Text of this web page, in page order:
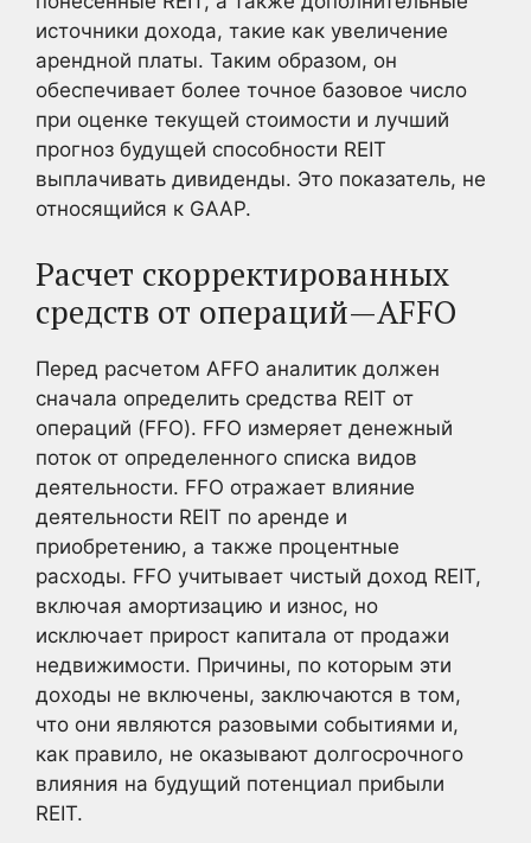
источники дохода, такие как увеличение
арендной платы. Таким образом, он
обеспечивает более точное базовое число
при оценке текущей стоимости и лучший
прогноз будущей способности REIT
выплачивать дивиденды. Это показатель, не
относящийся к GAAP.
Расчет скорректированных
средств от операций—AFFO
Перед расчетом AFFO аналитик должен
сначала определить средства REIT от
операций (FFO). FFO измеряет денежный
поток от определенного списка видов
деятельности. FFO отражает влияние
деятельности REIT по аренде и
приобретению, а также процентные
расходы. FFO учитывает чистый доход REIT,
включая амортизацию и износ, но
исключает прирост капитала от продажи
недвижимости. Причины, по которым эти
доходы не включены, заключаются в том,
что они являются разовыми событиями и,
как правило, не оказывают долгосрочного
влияния на будущий потенциал прибыли
REIT.